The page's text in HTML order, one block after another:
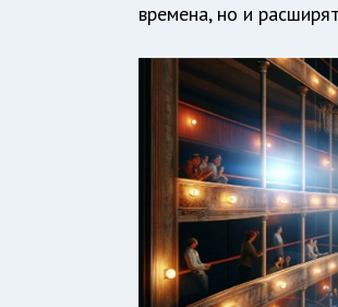
времена, но и